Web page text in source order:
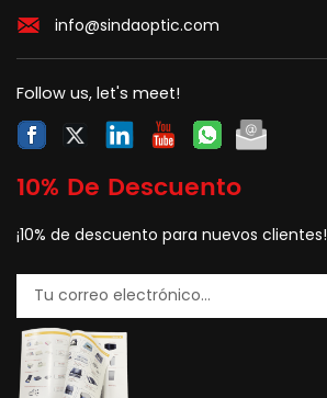
info@sindaoptic.com
Follow us, let's meet!
10% De Descuento
¡10% de descuento para nuevos clientes!